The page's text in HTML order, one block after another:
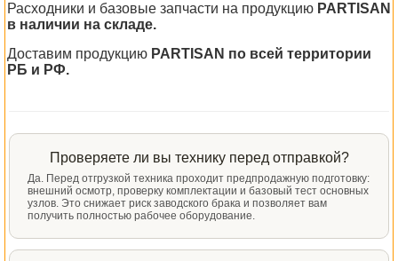
Расходники и базовые запчасти на продукцию PARTISAN
в наличии на складе.
Доставим продукцию PARTISAN по всей территории
РБ и РФ.
Проверяете ли вы технику перед отправкой?
Да. Перед отгрузкой техника проходит предпродажную подготовку:
внешний осмотр, проверку комплектации и базовый тест основных
узлов. Это снижает риск заводского брака и позволяет вам
получить полностью рабочее оборудование.